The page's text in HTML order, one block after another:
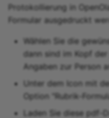
Protokollierung in
Formular ausgedruckt
Wählen Sie die
dann sind im Kopf
Angaben zur Person
Unter dem Icon mit
Option "Rubrik-
Laden Sie diese pdf-